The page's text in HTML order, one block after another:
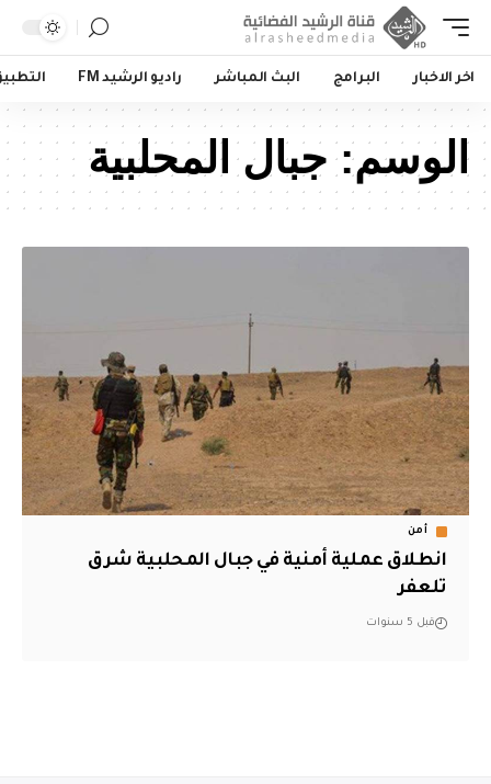
اخر الاخبار البرامج البث المباشر راديو الرشيد FM
الوسم:جبال المحلبية
أمن
انطلاق عملية أمنية في جبال المحلبية شرق
تلعفر
قبل 5 سنوات